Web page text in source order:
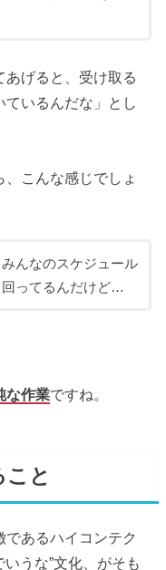
あげると、受け取る
いるんだな」とし
こんな感じでしょ
んなのスケジュール
ってるんだけど…
な作業ですね。
こと
あるハイコンテク
いうな”文化、がそも